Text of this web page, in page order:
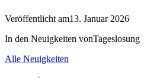
Veröffentlicht am13. Januar 2026
In den Neuigkeiten vonTageslosung
Alle Neuigkeiten